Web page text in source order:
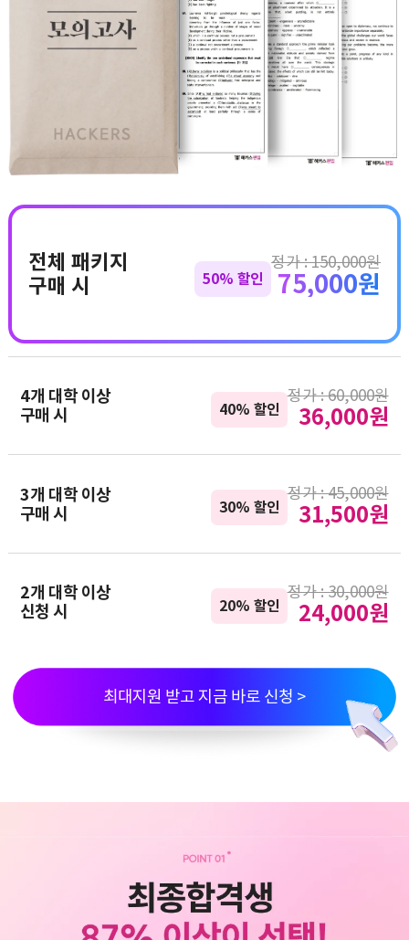
전체 패키지
구매 시
50% 할인
정가 : 150,000원
75,000원
4개 대학 이상
구매 시
40% 할인
정가 : 60,000원
36,000원
3개 대학 이상
구매 시
30% 할인
정가 : 45,000원
31,500원
2개 대학 이상
신청 시
20% 할인
정가 : 30,000원
24,000원
최대지원 받고 지금 바로 신청 >